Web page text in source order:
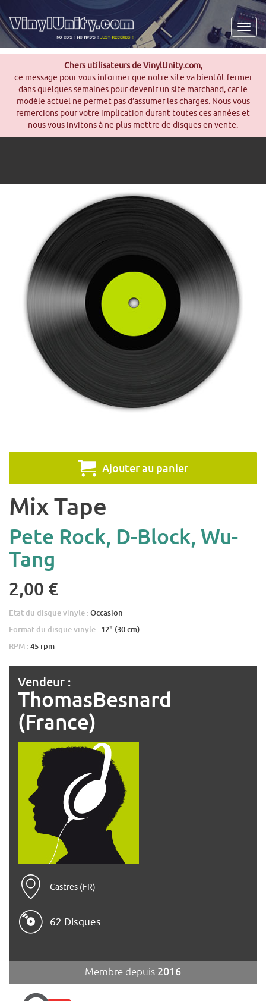
Chers utilisateurs de VinylUnity.com,
ce message pour vous informer que notre site va bientôt fermer
dans quelques semaines pour devenir un site marchand, car le
modèle actuel ne permet pas d’assumer les charges. Nous vous
remercions pour votre implication durant toutes ces années et
nous vous invitons à ne plus mettre de disques en vente.
Ajouter au panier
Mix Tape
Pete Rock, D-Block, Wu-
Tang
2,00 €
Etat du disque vinyle :Occasion
Format du disque vinyle : 12" (30 cm)
RPM :45 rpm
Vendeur :
ThomasBesnard
(France)
Castres (FR)
62 Disques
Membre depuis 2016